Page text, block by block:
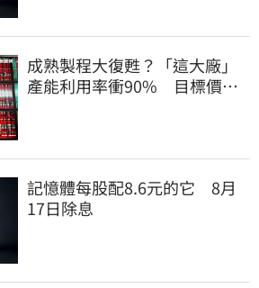
成熟製程大復甦？「這大廠」
產能利用率衝90% 目標價上
記憶體每股配8.6元的它 8月
17日除息